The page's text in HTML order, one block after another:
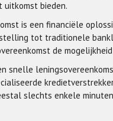
uitkomst bieden.
is een financiële
tot traditionele
de
snelle
slechts enkele